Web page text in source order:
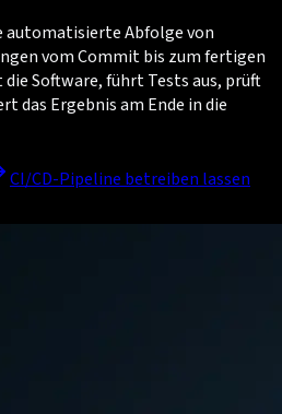
automatisierte Abfolge von
vom Commit bis zum fertigen
Software, führt Tests aus, prüft
das Ergebnis am Ende in die
CI/CD-Pipeline betreiben lassen